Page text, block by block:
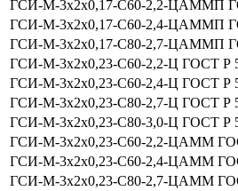
ГСИ-М-3х2х0,17-С60-2,2-ЦАММП
ГСИ-М-3х2х0,17-С60-2,4-ЦАММП
ГСИ-М-3х2х0,17-С80-2,7-ЦАММП
ГСИ-М-3х2х0,23-С60-2,2-Ц ГОСТ Р
ГСИ-М-3х2х0,23-С60-2,4-Ц ГОСТ Р
ГСИ-М-3х2х0,23-С80-2,7-Ц ГОСТ Р
ГСИ-М-3х2х0,23-С80-3,0-Ц ГОСТ Р
ГСИ-М-3х2х0,23-С60-2,2-ЦАММ
ГСИ-М-3х2х0,23-С60-2,4-ЦАММ
ГСИ-М-3х2х0,23-С80-2,7-ЦАММ